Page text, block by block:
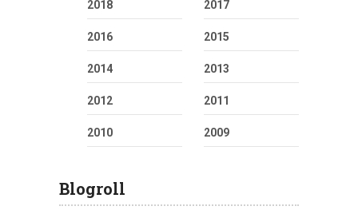
2018 2017
2016 2015
2014 2013
2012 2011
2010 2009
Blogroll